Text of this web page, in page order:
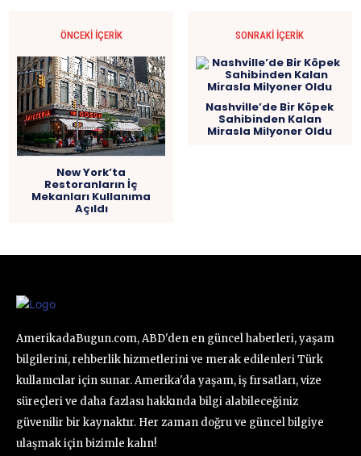
ÖNCEKI İÇERIK
New York’ta
Restoranların İç
Mekanları Kullanıma
Açıldı
SONRAKI İÇERIK
Nashville’de Bir Köpek
Sahibinden Kalan
Mirasla Milyoner Oldu
AmerikadaBugun.com, ABD'den en güncel haberleri, yaşam
bilgilerini, rehberlik hizmetlerini ve merak edilenleri Türk
kullanıcılar için sunar. Amerika'da yaşam, iş fırsatları, vize
süreçleri ve daha fazlası hakkında bilgi alabileceğiniz
güvenilir bir kaynaktır. Her zaman doğru ve güncel bilgiye
ulaşmak için bizimle kalın!